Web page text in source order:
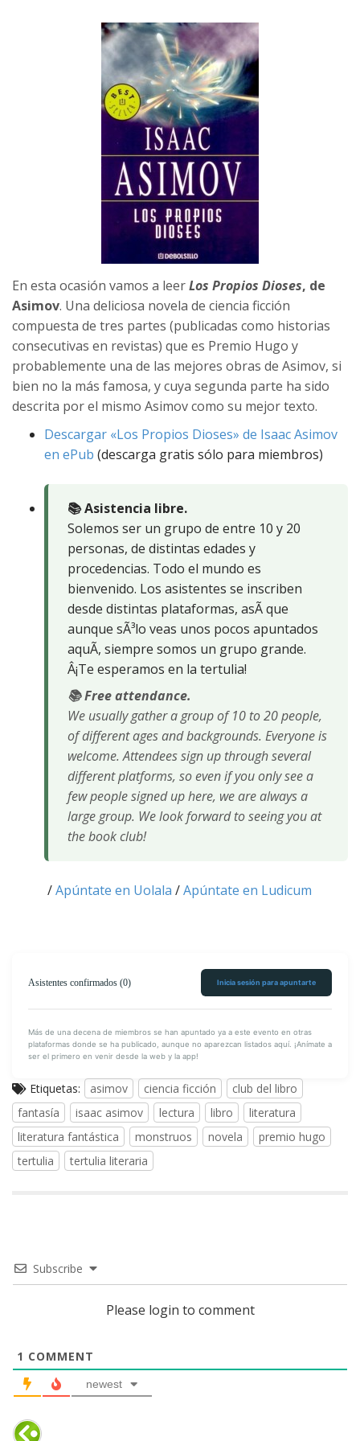
En esta ocasión vamos a leerLos Propios Dioses, de
Asimov. Una deliciosa novela de ciencia ficción
compuesta de tres partes (publicadas como historias
consecutivas en revistas) que es Premio Hugo y
probablemente una de las mejores obras de Asimov, si
bien no la más famosa, y cuya segunda parte ha sido
descrita por el mismo Asimov como su mejor texto.
Descargar «Los Propios Dioses» de Isaac Asimov
en ePub (descarga gratis sólo para miembros)
📚 Asistencia libre.
Solemos ser un grupo de entre 10 y 20
personas, de distintas edades y
procedencias. Todo el mundo es
bienvenido. Los asistentes se inscriben
desde distintas plataformas, asÃ­ que
aunque sÃ³lo veas unos pocos apuntados
aquÃ­, siempre somos un grupo grande.
Â¡Te esperamos en la tertulia!
📚 Free attendance.
We usually gather a group of 10 to 20 people,
of different ages and backgrounds. Everyone is
welcome. Attendees sign up through several
different platforms, so even if you only see a
few people signed up here, we are always a
large group. We look forward to seeing you at
the book club!
/Apúntate en Uolala /Apúntate en Ludicum
Asistentes confirmados (0) Inicia sesión para apuntarte
Más de una decena de miembros se han apuntado ya a este evento en otras
plataformas donde se ha publicado, aunque no aparezcan listados aquí. ¡Anímate a
ser el primero en venir desde la web y la app!
Etiquetas: asimov ciencia ficción
club del libro
fantasía
isaac asimov lectura libro
literatura
literatura fantástica
monstruos novela
premio hugo
tertulia
tertulia literaria
Subscribe
Please login to comment
1 COMMENT
newest